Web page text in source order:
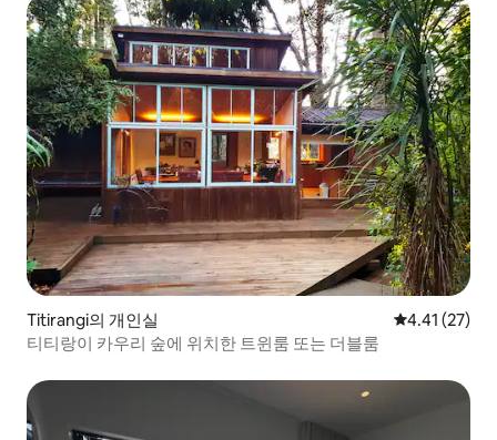
Titirangi의 개인실 평점 4.41점
4.41 (27)
티티랑이 카우리 숲에 위치한 트윈룸 또는 더블룸